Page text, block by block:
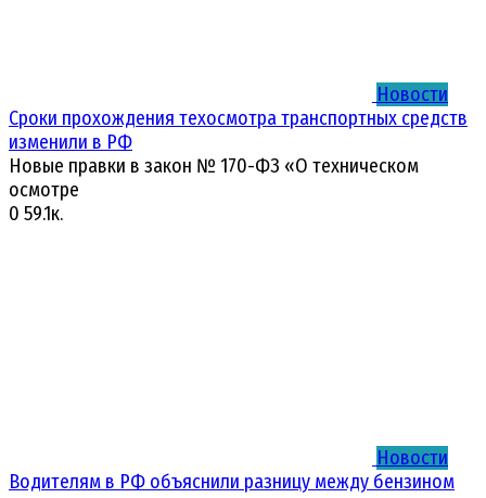
Новости
Сроки прохождения техосмотра транспортных средств
изменили в РФ
Новые правки в закон № 170-ФЗ «О техническом
осмотре
0 59.1к.
Новости
Водителям в РФ объяснили разницу между бензином